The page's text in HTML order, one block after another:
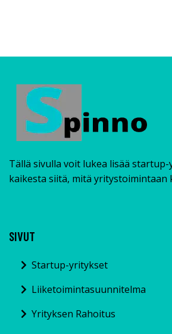
Tällä sivulla voit lukea lisää
kaikesta siitä, mitä yritystoimintaan
SIVUT
Startup-yritykset
Liiketoimintasuunnitelma
Yrityksen Rahoitus